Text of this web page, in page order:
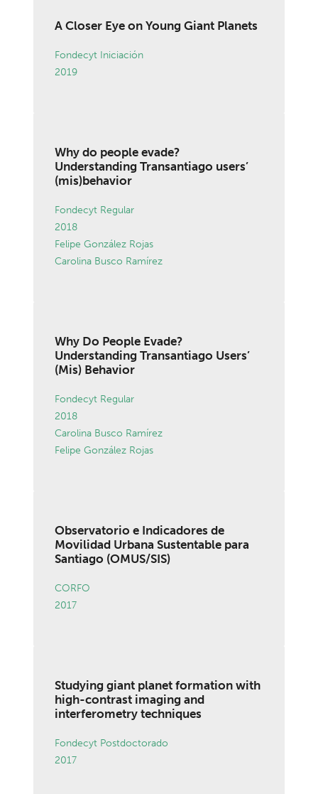
A Closer Eye on Young Giant Planets
Fondecyt Iniciación
2019
Why do people evade?
Understanding Transantiago users’
(mis)behavior
Fondecyt Regular
2018
Felipe González Rojas
Carolina Busco Ramírez
Why Do People Evade?
Understanding Transantiago Users’
(Mis) Behavior
Fondecyt Regular
2018
Carolina Busco Ramírez
Felipe González Rojas
Observatorio e Indicadores de
Movilidad Urbana Sustentable para
Santiago (OMUS/SIS)
CORFO
2017
Studying giant planet formation with
high-contrast imaging and
interferometry techniques
Fondecyt Postdoctorado
2017